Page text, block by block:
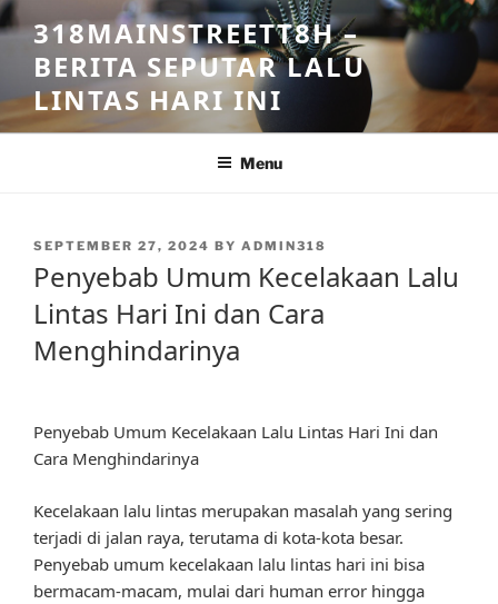
Skip
to
content
318MAINSTREETT8H –
BERITA SEPUTAR LALU
LINTAS HARI INI
Menu
POSTED
SEPTEMBER 27, 2024 BY ADMIN318
Penyebab Umum Kecelakaan Lalu
Lintas Hari Ini dan Cara
Menghindarinya
Penyebab Umum Kecelakaan Lalu Lintas Hari Ini dan
Cara Menghindarinya
Kecelakaan lalu lintas merupakan masalah yang sering
terjadi di jalan raya, terutama di kota-kota besar.
Penyebab umum kecelakaan lalu lintas hari ini bisa
bermacam-macam, mulai dari human error hingga